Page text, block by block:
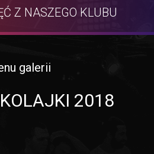
Z NASZEGO KLUBU
galerii
2018